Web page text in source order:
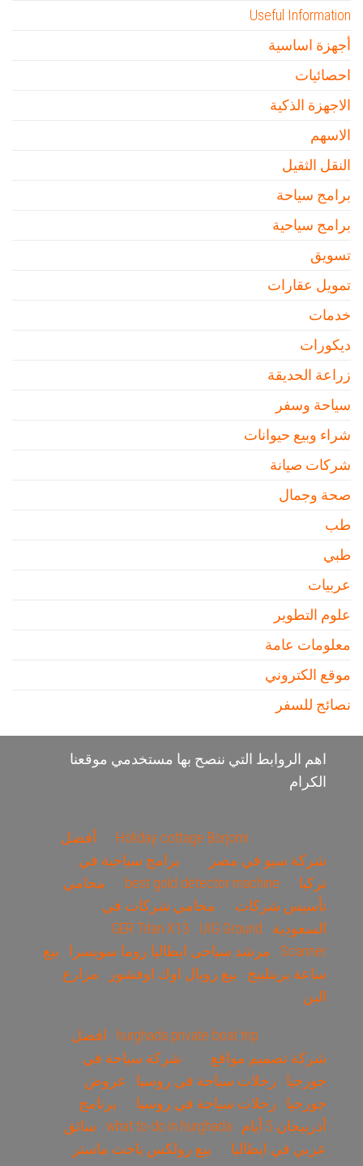
Useful Information
أجهزة اساسية
احصائيات
الاجهزة الذكية
الاسهم
النقل الثقيل
برامج سياحة
برامج سياحية
تسويق
تمويل عقارات
خدمات
ديكورات
زراعة الحديقة
سياحة وسفر
شراء وبيع حيوانات
شركات صيانة
صحة وجمال
طب
طبي
عربيات
علوم التطوير
معلومات عامة
موقع الكتروني
نصائج للسفر
اهم الروابط التي ننصح بها مستخدمي موقعنا
الكرام
Holiday cottage Borjomi
أفضل
شركة سيو في مصر
برامج سياحية في
تركيا
best gold detector machine
محامي
تأسيس شركات
محامي شركات في
السعودية
GER Titan X13
UIG Ground
Scanner
مرشد سياحى ايطاليا روما سويسرا
بيع
ساعة بريتلينج
بيع رويال اوك اوفشور
مزارع
البن
hurghada private boat trip
افضل
شركة تصميم مواقع
شركة سياحة في
جورجيا
رحلات سياحة في روسيا
عروض
جورجيا
رحلات سياحة في روسيا
برنامج
أذربيجان 5 أيام
what to do in hurghada
سائق
عربي في ايطاليا
بيع رولكس ياخت ماستر